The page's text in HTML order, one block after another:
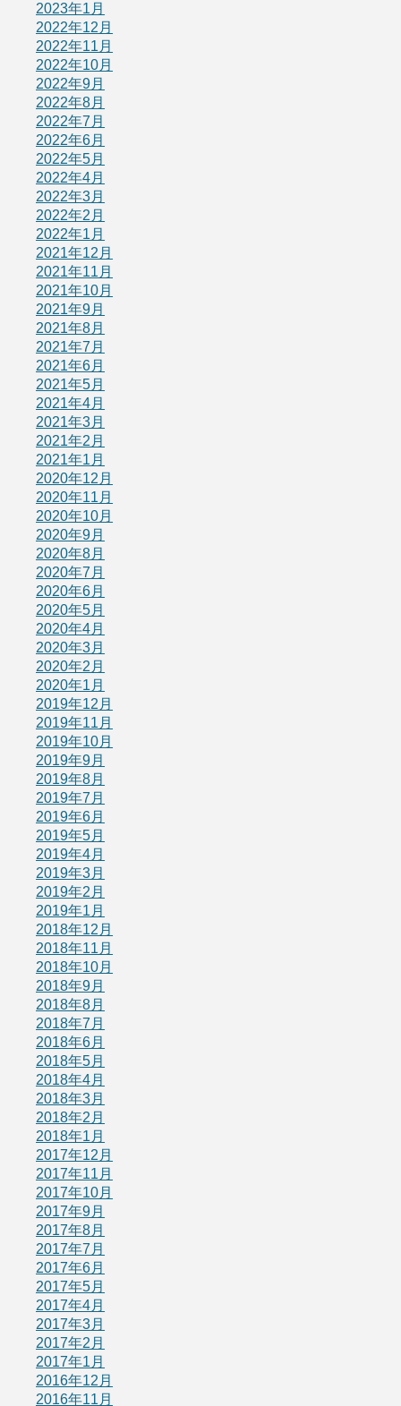
2023年1月
2022年12月
2022年11月
2022年10月
2022年9月
2022年8月
2022年7月
2022年6月
2022年5月
2022年4月
2022年3月
2022年2月
2022年1月
2021年12月
2021年11月
2021年10月
2021年9月
2021年8月
2021年7月
2021年6月
2021年5月
2021年4月
2021年3月
2021年2月
2021年1月
2020年12月
2020年11月
2020年10月
2020年9月
2020年8月
2020年7月
2020年6月
2020年5月
2020年4月
2020年3月
2020年2月
2020年1月
2019年12月
2019年11月
2019年10月
2019年9月
2019年8月
2019年7月
2019年6月
2019年5月
2019年4月
2019年3月
2019年2月
2019年1月
2018年12月
2018年11月
2018年10月
2018年9月
2018年8月
2018年7月
2018年6月
2018年5月
2018年4月
2018年3月
2018年2月
2018年1月
2017年12月
2017年11月
2017年10月
2017年9月
2017年8月
2017年7月
2017年6月
2017年5月
2017年4月
2017年3月
2017年2月
2017年1月
2016年12月
2016年11月